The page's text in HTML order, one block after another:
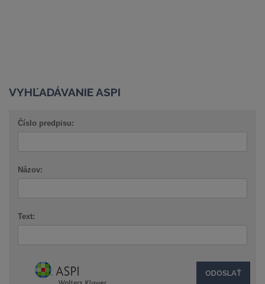
VYHĽADÁVANIE ASPI
Číslo predpisu:
Názov:
Text: